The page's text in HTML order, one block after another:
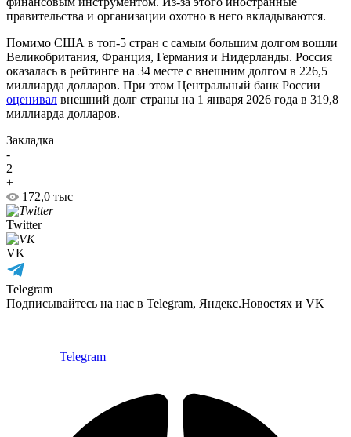
правительства и организации охотно в него вкладываются.
Помимо США в топ-5 стран с самым большим долгом вошли
Великобритания, Франция, Германия и Нидерланды. Россия
оказалась в рейтинге на 34 месте с внешним долгом в 226,5
миллиарда долларов. При этом Центральный банк России
оценивал внешний долг страны на 1 января 2026 года в 319,8
миллиарда долларов.
Закладка
-
2
+
172,0 тыс
Twitter
VK
Telegram
Подписывайтесь на нас в Telegram, Яндекс.Новостях и VK
Telegram